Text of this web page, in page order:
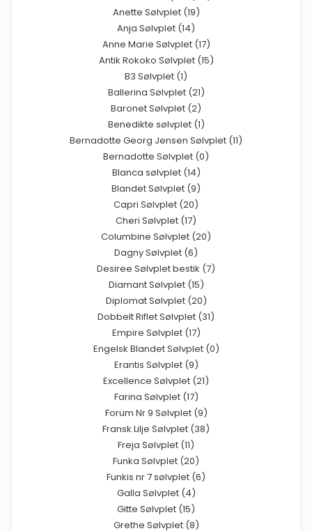
Anette Sølvplet (19)
Anja Sølvplet (14)
Anne Marie Sølvplet (17)
Antik Rokoko Sølvplet (15)
B3 Sølvplet (1)
Ballerina Sølvplet (21)
Baronet Sølvplet (2)
Benedikte sølvplet (1)
Bernadotte Georg Jensen Sølvplet (11)
Bernadotte Sølvplet (0)
Blanca sølvplet (14)
Blandet Sølvplet (9)
Capri Sølvplet (20)
Cheri Sølvplet (17)
Columbine Sølvplet (20)
Dagny Sølvplet (6)
Desiree Sølvplet bestik (7)
Diamant Sølvplet (15)
Diplomat Sølvplet (20)
Dobbelt Riflet Sølvplet (31)
Empire Sølvplet (17)
Engelsk Blandet Sølvplet (0)
Erantis Sølvplet (9)
Excellence Sølvplet (21)
Farina Sølvplet (17)
Forum Nr 9 Sølvplet (9)
Fransk Lilje Sølvplet (38)
Freja Sølvplet (11)
Funka Sølvplet (20)
Funkis nr 7 sølvplet (6)
Galla Sølvplet (4)
Gitte Sølvplet (15)
Grethe Sølvplet (8)